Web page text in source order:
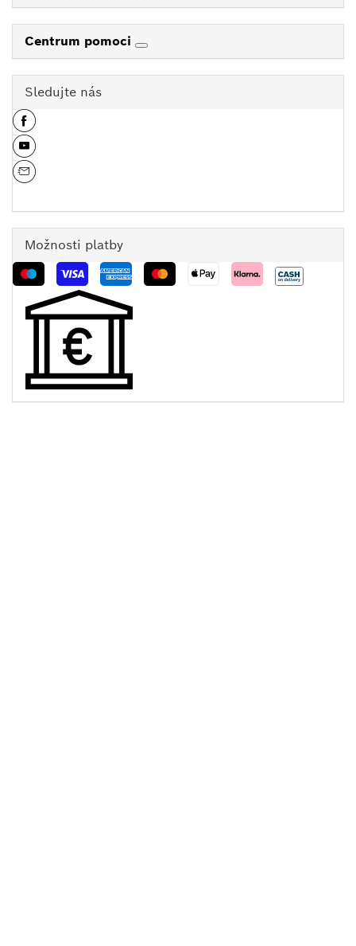
Centrum pomoci
Sledujte nás
Možnosti platby